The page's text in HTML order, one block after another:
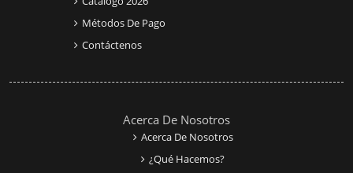
Métodos De Pago
Contáctenos
Acerca De Nosotros
Acerca De Nosotros
¿Qué Hacemos?